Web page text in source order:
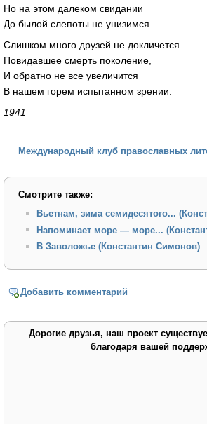
Но на этом далеком свидании
До былой слепоты не унизимся.
Слишком много друзей не докличется
Повидавшее смерть поколение,
И обратно не все увеличится
В нашем горем испытанном зрении.
1941
Международный клуб православных
Смотрите также:
Вьетнам, зима семидесятого...
Напоминает море — море...
В Заволожье (Константин Симонов)
Добавить комментарий
Дорогие друзья, наш проект
благодаря вашей